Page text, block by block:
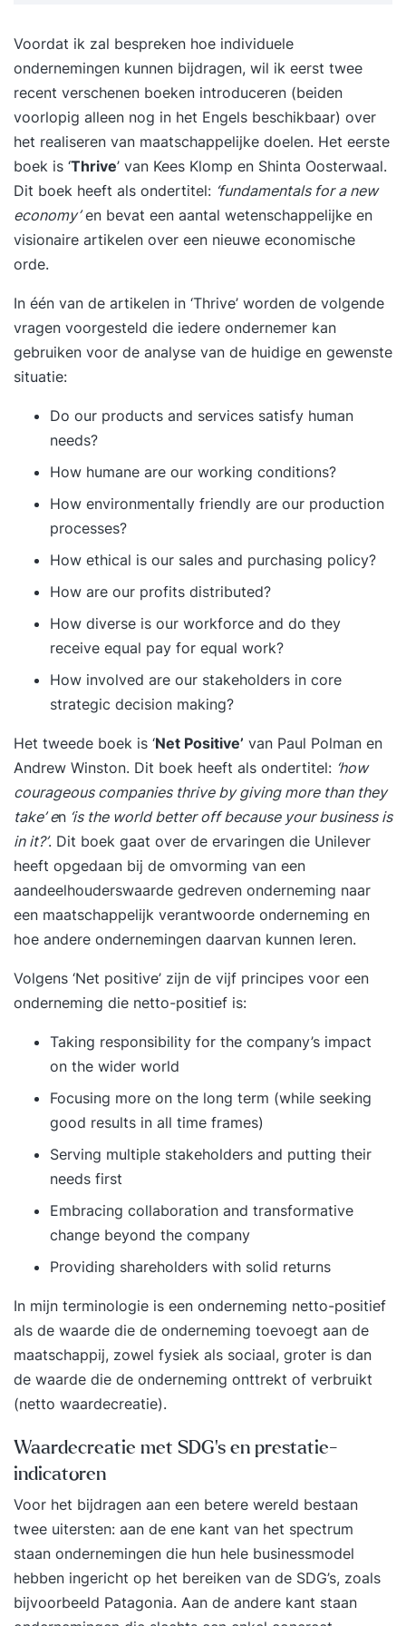
gepland. Schrijf je in via de link van Springest. De
trainer zal telefonisch of per mail contact met je
opnemen voor de verder planning.
Voordat ik zal bespreken hoe individuele
ondernemingen kunnen bijdragen, wil ik eerst twee
recent verschenen boeken introduceren (beiden
voorlopig alleen nog in het Engels beschikbaar) over
het realiseren van maatschappelijke doelen. Het eerste
boek is ‘Thrive’ van Kees Klomp en Shinta Oosterwaal.
Dit boek heeft als ondertitel: ‘fundamentals for a new
economy’en bevat een aantal wetenschappelijke en
visionaire artikelen over een nieuwe economische
orde.
In één van de artikelen in ‘Thrive’ worden de volgende
vragen voorgesteld die iedere ondernemer kan
gebruiken voor de analyse van de huidige en gewenste
situatie:
Do our products and services satisfy human
needs?
How humane are our working conditions?
How environmentally friendly are our production
processes?
How ethical is our sales and purchasing policy?
How are our profits distributed?
How diverse is our workforce and do they
receive equal pay for equal work?
How involved are our stakeholders in core
strategic decision making?
Het tweede boek is ‘Net Positive’ van Paul Polman en
Andrew Winston. Dit boek heeft als ondertitel: ‘how
courageous companies thrive by giving more than they
take’ en ‘is the world better off because your business is
in it?’. Dit boek gaat over de ervaringen die Unilever
heeft opgedaan bij de omvorming van een
aandeelhouderswaarde gedreven onderneming naar
een maatschappelijk verantwoorde onderneming en
hoe andere ondernemingen daarvan kunnen leren.
Volgens ‘Net positive’ zijn de vijf principes voor een
onderneming die netto-positief is:
Taking responsibility for the company’s impact
on the wider world
Focusing more on the long term (while seeking
good results in all time frames)
Serving multiple stakeholders and putting their
needs first
Embracing collaboration and transformative
change beyond the company
Providing shareholders with solid returns
In mijn terminologie is een onderneming netto-positief
als de waarde die de onderneming toevoegt aan de
maatschappij, zowel fysiek als sociaal, groter is dan
de waarde die de onderneming onttrekt of verbruikt
(netto waardecreatie).
Waardecreatie met SDG's en prestatie-
indicatoren
Voor het bijdragen aan een betere wereld bestaan
twee uitersten: aan de ene kant van het spectrum
staan ondernemingen die hun hele businessmodel
hebben ingericht op het bereiken van de SDG’s, zoals
bijvoorbeeld Patagonia. Aan de andere kant staan